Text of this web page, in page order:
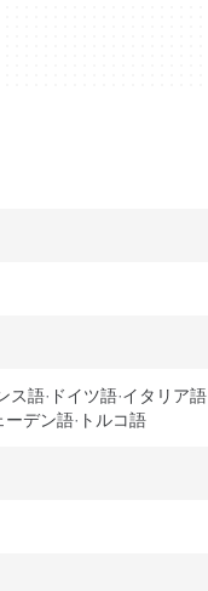
ス語 ドイツ語 イタリア語
ーデン語 トルコ語